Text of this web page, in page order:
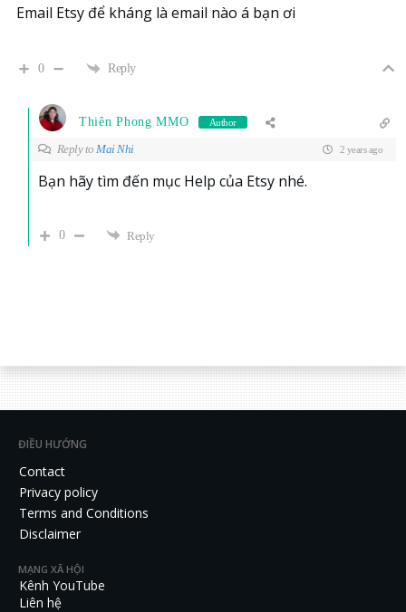
Email Etsy để kháng là email nào á bạn ơi
0 Reply
Thiên Phong MMO Author
Reply to Mai Nhi 2 years ago
Bạn hãy tìm đến mục Help của Etsy nhé.
0 Reply
ĐIỀU HƯỚNG
Contact
Privacy policy
Terms and Conditions
Disclaimer
MẠNG XÃ HỘI
Kênh YouTube
Liên hệ